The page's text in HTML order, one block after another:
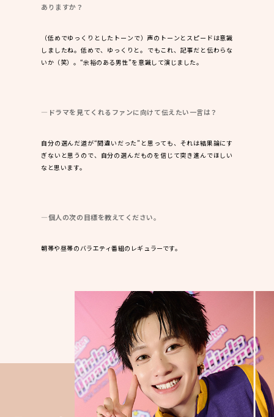
ありますか？
（低めでゆっくりとしたトーンで）声のトーンとスピードは意識
しましたね。低めで、ゆっくりと。――でもこれ、記事だと伝わらな
いか（笑）。“余裕のある男性”を意識して演じました。
―ドラマを見てくれるファンに向けて伝えたい一言は？
自分の選んだ道が“間違いだった”と思っても、それは結果論にす
ぎないと思うので、自分の選んだものを信じて突き進んでほしい
なと思います。
―個人の次の目標を教えてください。
朝帯や昼帯のバラエティ番組のレギュラーです。